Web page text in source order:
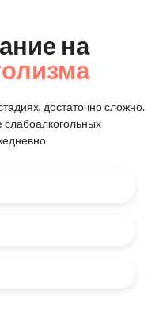
на
достаточно сложно.
слабоалкогольных